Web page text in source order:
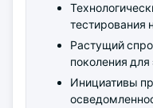
тестирования
Растущий
поколения для
Инициативы